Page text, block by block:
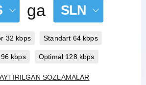
ga SLN
32 kbps Standart 64 kbps
kbps Optimal 128 kbps
SOZLAMALAR